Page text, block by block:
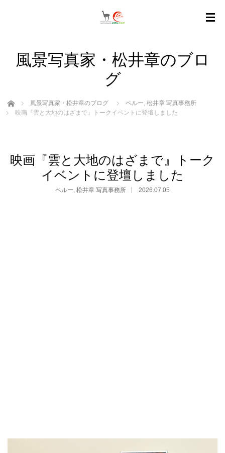
風景写真家・松井章のブロ
グ
ホーム 風景写真家・松井章のブログ ペルー, 松井章 写真事務所
映画『雲と大地のはざまで』トークイベントに登壇しました
映画『雲と大地のはざまで』トーク
イベントに登壇しました
ペルー, 松井章 写真事務所 2026.07.05